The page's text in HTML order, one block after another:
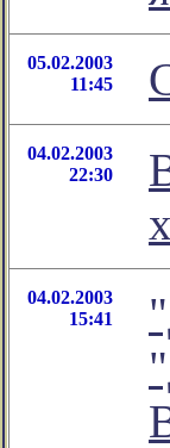
05.02.2003
11:45
04.02.2003
22:30
04.02.2003
15:41